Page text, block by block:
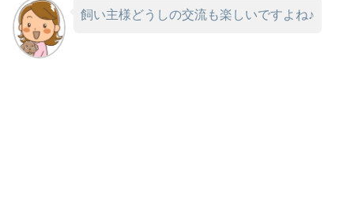
飼い主様どうしの交流も楽しいですよね♪